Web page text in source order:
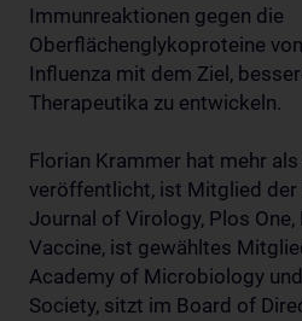
Immunreaktionen gegen die
Oberflächenglykoproteine
Influenza mit dem Ziel,
Therapeutika zu entwickeln.
Florian Krammer hat mehr
veröffentlicht, ist Mitglied
Journal of Virology, Plos
Vaccine, ist gewähltes
Academy of Microbiology
Society, sitzt im Board of